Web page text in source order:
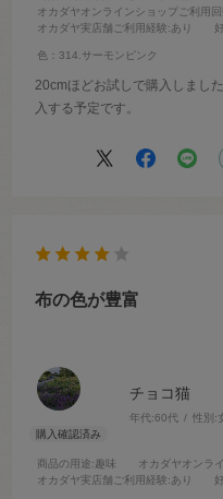
オカダヤオンラインショップご利用回
オカダヤ実店舗ご利用経験:あり
色：314.サーモンピンク
20cmほどお試しで購入しまし
入する予定です。
チョコ猫
年代:60代 性別:
商品の用途:趣味 オカダヤオンラ
オカダヤ実店舗ご利用経験:あり
布の色が豊富